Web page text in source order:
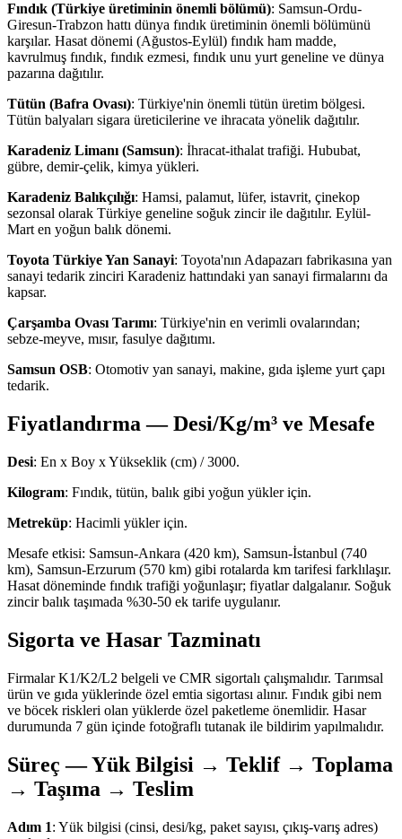
Fındık (Türkiye üretiminin önemli bölümü): Samsun-Ordu-
Giresun-Trabzon hattı dünya fındık üretiminin önemli bölümünü
karşılar. Hasat dönemi (Ağustos-Eylül) fındık ham madde,
kavrulmuş fındık, fındık ezmesi, fındık unu yurt geneline ve dünya
pazarına dağıtılır.
Tütün (Bafra Ovası): Türkiye'nin önemli tütün üretim bölgesi.
Tütün balyaları sigara üreticilerine ve ihracata yönelik dağıtılır.
Karadeniz Limanı (Samsun): İhracat-ithalat trafiği. Hububat,
gübre, demir-çelik, kimya yükleri.
Karadeniz Balıkçılığı: Hamsi, palamut, lüfer, istavrit, çinekop
sezonsal olarak Türkiye geneline soğuk zincir ile dağıtılır. Eylül-
Mart en yoğun balık dönemi.
Toyota Türkiye Yan Sanayi: Toyota'nın Adapazarı fabrikasına yan
sanayi tedarik zinciri Karadeniz hattındaki yan sanayi firmalarını da
kapsar.
Çarşamba Ovası Tarımı: Türkiye'nin en verimli ovalarından;
sebze-meyve, mısır, fasulye dağıtımı.
Samsun OSB: Otomotiv yan sanayi, makine, gıda işleme yurt çapı
tedarik.
Fiyatlandırma — Desi/Kg/m³ ve Mesafe
Desi: En x Boy x Yükseklik (cm) / 3000.
Kilogram: Fındık, tütün, balık gibi yoğun yükler için.
Metreküp: Hacimli yükler için.
Mesafe etkisi: Samsun-Ankara (420 km), Samsun-İstanbul (740
km), Samsun-Erzurum (570 km) gibi rotalarda km tarifesi farklılaşır.
Hasat döneminde fındık trafiği yoğunlaşır; fiyatlar dalgalanır. Soğuk
zincir balık taşımada %30-50 ek tarife uygulanır.
Sigorta ve Hasar Tazminatı
Firmalar K1/K2/L2 belgeli ve CMR sigortalı çalışmalıdır. Tarımsal
ürün ve gıda yüklerinde özel emtia sigortası alınır. Fındık gibi nem
ve böcek riskleri olan yüklerde özel paketleme önemlidir. Hasar
durumunda 7 gün içinde fotoğraflı tutanak ile bildirim yapılmalıdır.
Süreç — Yük Bilgisi → Teklif → Toplama
→ Taşıma → Teslim
Adım 1: Yük bilgisi (cinsi, desi/kg, paket sayısı, çıkış-varış adres)